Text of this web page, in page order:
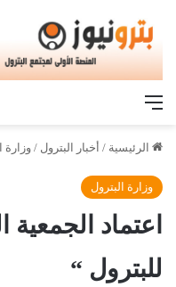
القائمة
الرئيسية / أخبار البترول / وزارة
وزارة البترول
اعتماد الجمعية
للبترول “